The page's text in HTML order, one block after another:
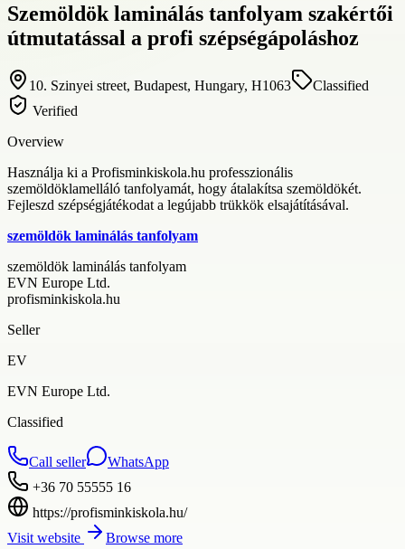
Szemöldök laminálás tanfolyam szakértői
útmutatással a profi szépségápoláshoz
10. Szinyei street, Budapest, Hungary, H1063
Classified
Verified
Overview
Használja ki a Profisminkiskola.hu professzionális
szemöldöklamelláló tanfolyamát, hogy átalakítsa szemöldökét.
Fejleszd szépségjátékodat a legújabb trükkök elsajátításával.
szemöldök laminálás tanfolyam
szemöldök laminálás tanfolyam
EVN Europe Ltd.
profisminkiskola.hu
Seller
EV
EVN Europe Ltd.
Classified
Call seller
WhatsApp
+36 70 55555 16
https://profisminkiskola.hu/
Visit website
Browse more